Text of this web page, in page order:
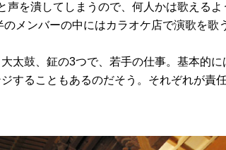
声を潰してしまうので、何人かは歌える
メンバーの中にはカラオケ店で演歌を歌
太鼓、鉦の3つで、若手の仕事。基本的
することもあるのだそう。それぞれが責